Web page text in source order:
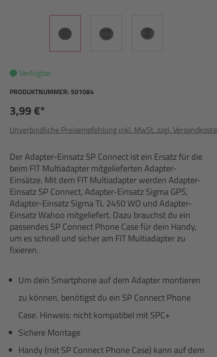
Verfügbar
PRODUKTNUMMER: 501084
3,99 €*
Unverbindliche Preisempfehlung inkl. MwSt. zzgl.
Der Adapter-Einsatz SP Connect ist ein Ersatz für die
beim FIT Multiadapter mitgelieferten Adapter-
Einsätze. Mit dem FIT Multiadapter werden Adapter-
Einsatz SP Connect, Adapter-Einsatz Sigma GPS,
Adapter-Einsatz Sigma TL 2450 WO und Adapter-
Einsatz Wahoo mitgeliefert. Dazu brauchst du ein
passendes SP Connect Phone Case für dein Handy,
um es schnell und sicher am FIT Multiadapter zu
fixieren.
Um dein Smartphone auf dem Adapter montieren
zu können, benötigst du ein SP Connect Phone
Case. Hinweis: nicht kompatibel mit SPC+
Sichere Montage
Handy (mit SP Connect Phone Case) kann auf dem